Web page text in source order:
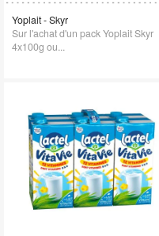
Yoplait - Skyr
Sur l'achat d'un pack Yoplait Skyr
4x100g ou...